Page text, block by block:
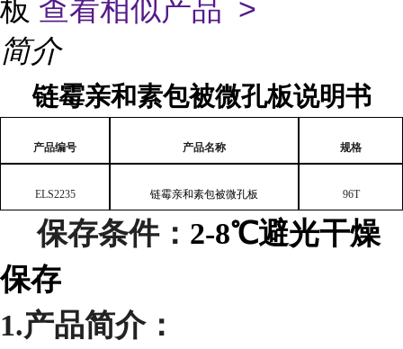
板 查看相似产品 >
简介
链霉亲和素包被微孔板说明书
产品编号 产品名称 规格
ELS2235 链霉亲和素包被微孔板 96T
保存条件： 2-8℃避光干燥
保存
1.产品简介：